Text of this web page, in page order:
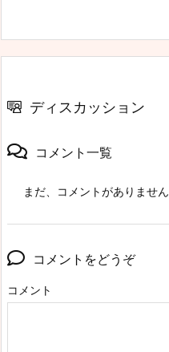
ディスカッション
コメント一覧
まだ、コメントがありません
コメントをどうぞ
コメント